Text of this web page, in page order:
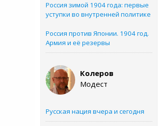
Россия зимой 1904 года: первые
уступки во внутренней политике
Россия против Японии. 1904 год.
Армия и её резервы
Колеров
Модест
Русская нация вчера и сегодня